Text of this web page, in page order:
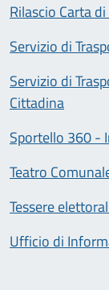
Rilascio Carta
Servizio di
Servizio di
Cittadina
Sportello 360 -
Teatro
Tessere
Ufficio di